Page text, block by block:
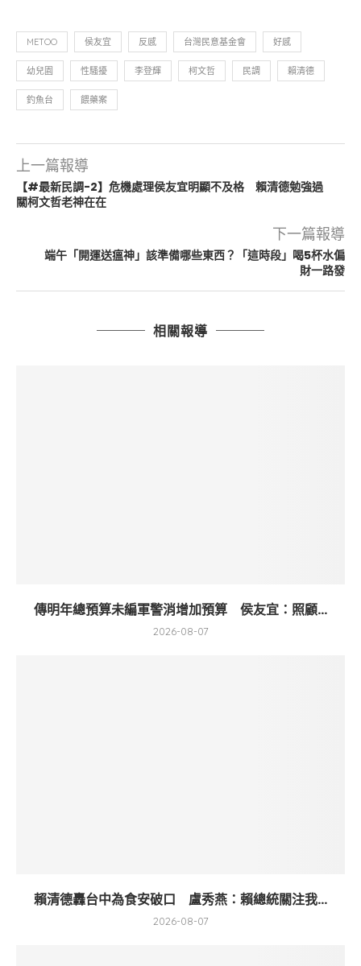
METOO 侯友宜 反感 台灣民意基金會 好感
幼兒園 性騷擾 李登輝 柯文哲 民調 賴清德
釣魚台 餵藥案
上一篇報導
【#最新民調-2】危機處理侯友宜明顯不及格 賴清德勉強過
關柯文哲老神在在
下一篇報導
端午「開運送瘟神」該準備哪些東西？「這時段」喝5杯水偏
財一路發
相關報導
傳明年總預算未編軍警消增加預算 侯友宜：照顧...
2026-08-07
賴清德轟台中為食安破口 盧秀燕：賴總統關注我...
2026-08-07